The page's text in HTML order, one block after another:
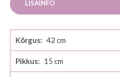
LISAINFO
42
15